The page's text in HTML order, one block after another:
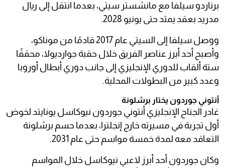
برناردو سيلفا مع مانشستر سيتي، بعدما انتقل إلى ريال
مدريد بعقد يمتد حتى يونيو 2028.
ووصل سيلفا إلى السيتي عام 2017 قادمًا من موناكو،
وأصبح أحد أبرز عناصر الفريق خلال حقبة جوارديولا، محققًا
ستة ألقاب للدوري الإنجليزي إلى جانب دوري أبطال أوروبا
وعدد كبير من البطولات المحلية.
أنتوني جوردون يختار برشلونة
غادر الجناح الإنجليزي أنتوني جوردون نيوكاسل يونايتد لخوض
أول تجربة في مسيرته خارج إنجلترا، بعدما حسم برشلونة
التعاقد معه لمدة خمسة مواسم حتى عام 2031.
وكان جوردون أحد أبرز لاعبي نيوكاسل خلال المواسم